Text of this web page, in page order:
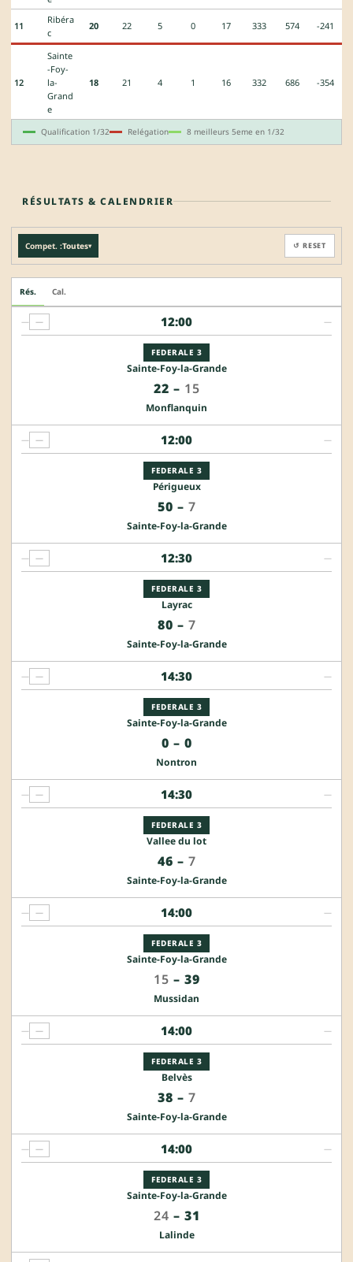
11
Ribéra
c
20 22 5 0 17 333 574 -241
12
Sainte
-Foy-
la-
Grand
e
18 21 4 1 16 332 686 -354
Qualification 1/32 Relégation 8 meilleurs 5eme en 1/32
RÉSULTATS & CALENDRIER
Compet. :Toutes▾ ↺ RESET
Rés. Cal.
12:00
FEDERALE 3
Sainte-Foy-la-Grande
22 – 15
Monflanquin
— — —
12:00
FEDERALE 3
Périgueux
50 – 7
Sainte-Foy-la-Grande
— — —
12:30
FEDERALE 3
Layrac
80 – 7
Sainte-Foy-la-Grande
— — —
14:30
FEDERALE 3
Sainte-Foy-la-Grande
0 – 0
Nontron
— — —
14:30
FEDERALE 3
Vallee du lot
46 – 7
Sainte-Foy-la-Grande
— — —
14:00
FEDERALE 3
Sainte-Foy-la-Grande
15 – 39
Mussidan
— — —
14:00
FEDERALE 3
Belvès
38 – 7
Sainte-Foy-la-Grande
— — —
14:00
FEDERALE 3
Sainte-Foy-la-Grande
24 – 31
Lalinde
— — —